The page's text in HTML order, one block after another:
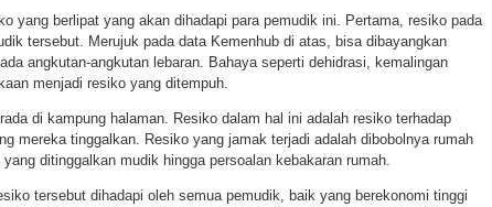
yang berlipat yang akan dihadapi para pemudik ini. Pertama, resiko pada
tersebut. Merujuk pada data Kemenhub di atas, bisa dibayangkan
angkutan-angkutan lebaran. Bahaya seperti dehidrasi, kemalingan
menjadi resiko yang ditempuh.
di kampung halaman. Resiko dalam hal ini adalah resiko terhadap
mereka tinggalkan. Resiko yang jamak terjadi adalah dibobolnya rumah
ditinggalkan mudik hingga persoalan kebakaran rumah.
tersebut dihadapi oleh semua pemudik, baik yang berekonomi tinggi